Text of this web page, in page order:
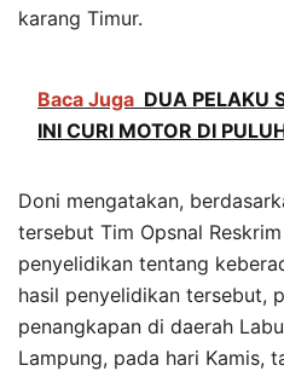
karang Timur.
Baca Juga DUA PELAKU
INI CURI MOTOR DI
Doni mengatakan,
tersebut Tim Opsnal
penyelidikan tentang
hasil penyelidikan tersebut,
penangkapan di daerah
Lampung, pada hari Kamis,